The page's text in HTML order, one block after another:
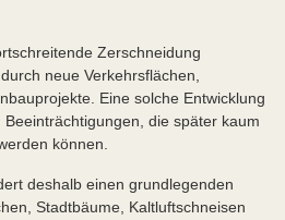
Zerschneidung
neue Verkehrsflächen,
Eine solche Entwicklung
die später kaum
können.
deshalb einen grundlegenden
Stadtbäume, Kaltluftschneisen